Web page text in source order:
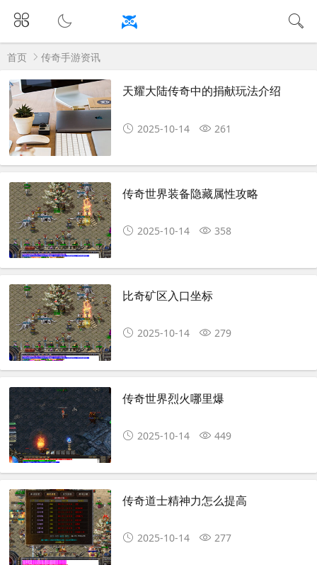
首页 传奇手游资讯
天耀大陆传奇中的捐献玩法介绍
2025-10-14 261
传奇世界装备隐藏属性攻略
2025-10-14 358
比奇矿区入口坐标
2025-10-14 279
传奇世界烈火哪里爆
2025-10-14 449
传奇道士精神力怎么提高
2025-10-14 277